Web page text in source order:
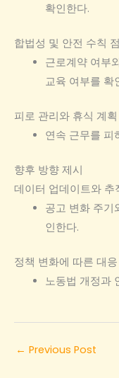
확인한다.
합법성 및 안전 수칙
근로계약 여부
교육 여부를 확
피로 관리와 휴식 계획
연속 근무를 피
향후 방향 제시
데이터 업데이트와 추
공고 변화 주기
인한다.
정책 변화에 따른 대
노동법 개정과
← Previous Post